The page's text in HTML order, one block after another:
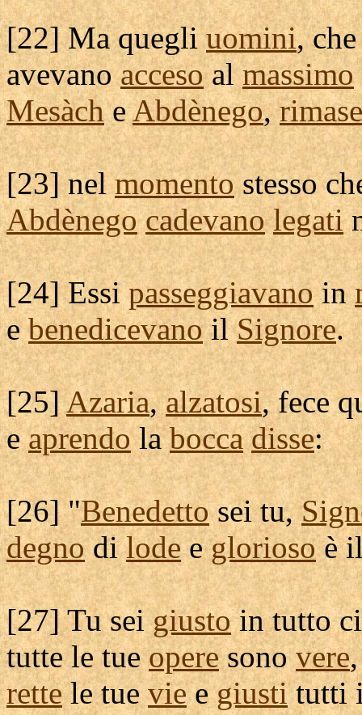
[22] Ma quegliuomini,
avevanoaccesoalmassimo
MesàcheAbdènego,
[23] nelmomentostesso
Abdènego cadevano legati
[24] Essipasseggiavanoin
ebenedicevanoilSignore.
[25]Azaria,alzatosi, fece
eaprendolabocca disse:
[26] "Benedettosei tu,
degnodilodeegloriosoè
[27] Tu seigiustoin tutto
tutte le tueoperesonovere,
rettele tuevieegiustitutti